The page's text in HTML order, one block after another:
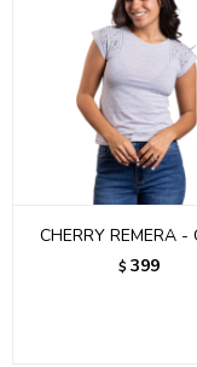
CHERRY REMERA -
$ 399